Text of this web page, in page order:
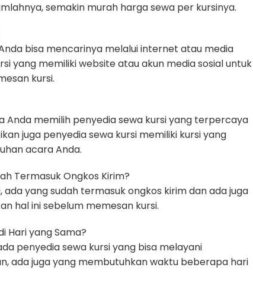
semakin murah harga sewa per kursinya.
bisa mencarinya melalui internet atau media
yang memiliki website atau akun media sosial untuk
kursi.
Anda memilih penyedia sewa kursi yang terpercaya
juga penyedia sewa kursi memiliki kursi yang
acara Anda.
Termasuk Ongkos Kirim?
yang sudah termasuk ongkos kirim dan ada juga
hal ini sebelum memesan kursi.
Hari yang Sama?
penyedia sewa kursi yang bisa melayani
ada juga yang membutuhkan waktu beberapa hari